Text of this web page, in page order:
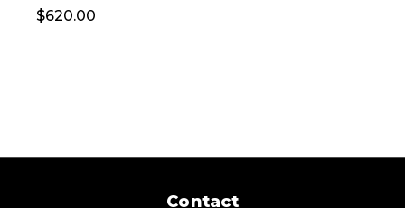
$620.00
Contact